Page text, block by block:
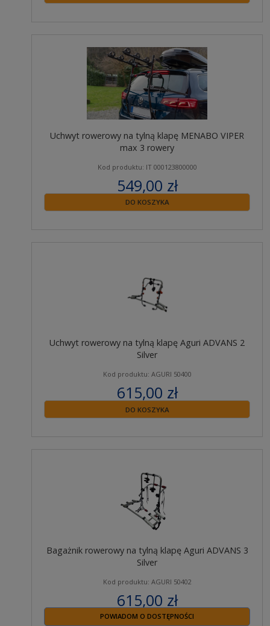
Uchwyt rowerowy na tylną klapę MENABO VIPER
max 3 rowery
Kod produktu: IT 000123800000
549,00 zł
zawiera 23% VAT
DO KOSZYKA
Uchwyt rowerowy na tylną klapę Aguri ADVANS 2
Silver
Kod produktu: AGURI 50400
615,00 zł
zawiera 23% VAT
DO KOSZYKA
Bagażnik rowerowy na tylną klapę Aguri ADVANS 3
Silver
Kod produktu: AGURI 50402
615,00 zł
zawiera 23% VAT
POWIADOM O DOSTĘPNOŚCI